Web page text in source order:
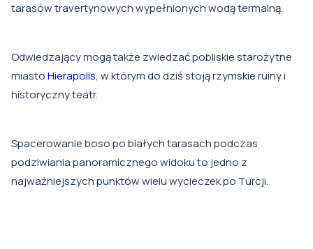
tarasów travertynowych wypełnionych wodą termalną.
Odwiedzający mogą także zwiedzać pobliskie starożytne
miastoHierapolis, w którym do dziś stoją rzymskie ruiny i
historyczny teatr.
Spacerowanie boso po białych tarasach podczas
podziwiania panoramicznego widoku to jedno z
najważniejszych punktów wielu wycieczek po Turcji.